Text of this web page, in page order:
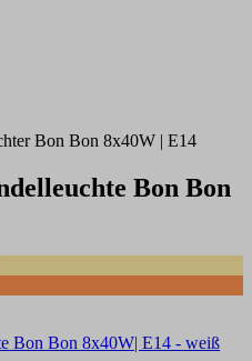
Bon Bon 8x40W | E14
Bon Bon